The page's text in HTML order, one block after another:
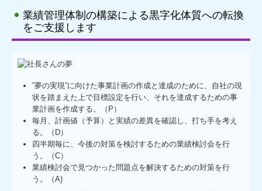
TKCシステムのご紹介
TKCモニタリング情報サービス
社会福祉法人会計DB
FX4クラウド(社福)
社会福祉法人経営指標
お問合せ
業績管理体制の構築による黒字化体質への転換
をご支援します
”夢の実現”に向けた事業計画の作成と達成のために、自社の現
状を踏まえた上で目標設定を行い、それを達成するための事
業計画を作成する。（P）
毎月、計画値（予算）と実績の差異を確認し、打ち手を考え
る。（D）
四半期毎に、今後の対策を検討するための業績検討会を行
う。（C）
業績検討会で見つかった問題点を解決するための対策を行
う。（A)